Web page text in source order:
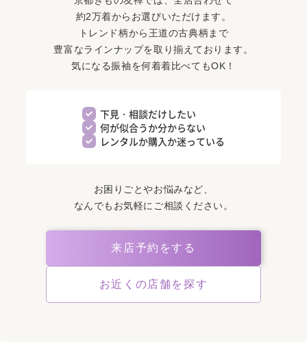
約2万着からお選びいただけます。
トレンド柄から王道の古典柄まで
豊富なラインナップを取り揃えております。
気になる振袖を何着着比べてもOK！
下見・相談だけしたい
何が似合うか分からない
レンタルか購入か迷っている
お困りごとやお悩みなど、
なんでもお気軽にご相談ください。
来店予約をする
お近くの店舗を探す